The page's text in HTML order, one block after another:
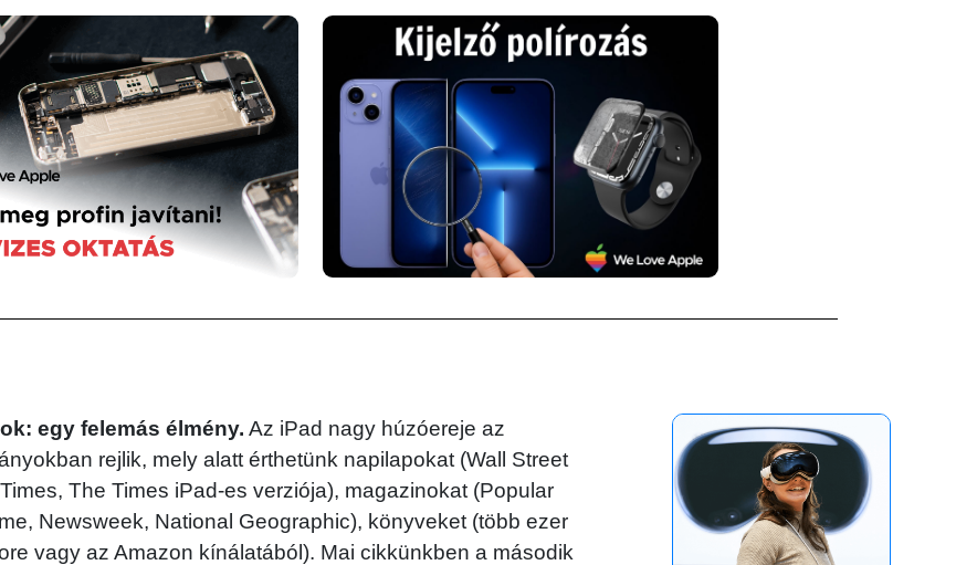
egy felemás élmény. Az iPad nagy húzóereje az
rejlik, mely alatt érthetünk napilapokat (Wall Street
The Times iPad-es verziója), magazinokat (Popular
Newsweek, National Geographic), könyveket (több ezer
vagy az Amazon kínálatából). Mai cikkünkben a második